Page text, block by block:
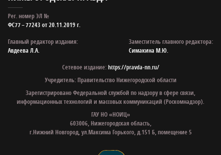
Рег. номер ЭЛ №
ФС77 – 77243 от 20.11.2019 г.
Главный редактор издания:
Авдеева Л.А.
Заместитель главного редактора:
Симакина М.Ю.
Сетевое издание:https://pravda-nn.ru/
Учредитель: Правительство Нижегородской области
Зарегистрировано Федеральной службой по надзору в сфере связи,
информационных технологий и массовых коммуникаций (Роскомнадзор).
ГАУ НО «НОИЦ»
603006, Нижегородская область,
г.Нижний Новгород, ул.Максима Горького, д.151 Б, помещение 5